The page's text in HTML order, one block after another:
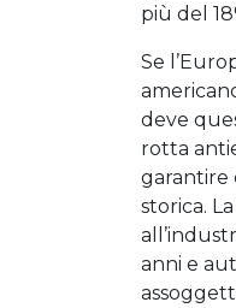
più del
Se
deve
rotta
garantire
storica.
anni e